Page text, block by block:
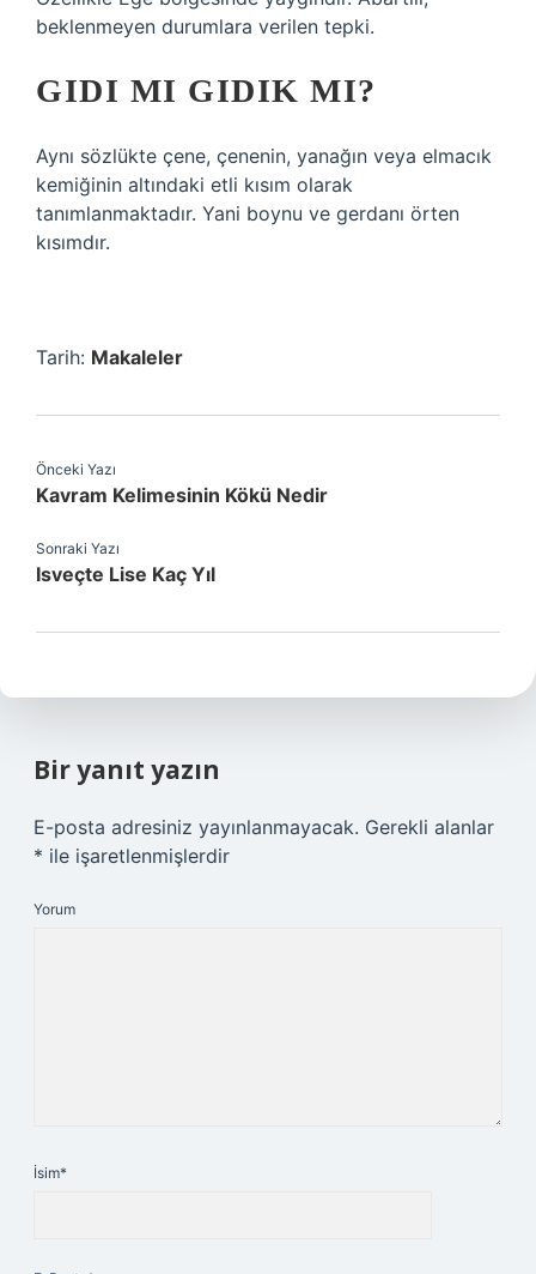
beklenmeyen durumlara verilen tepki.
GIDI MI GIDIK MI?
Aynı sözlükte çene, çenenin, yanağın veya elmacık
kemiğinin altındaki etli kısım olarak
tanımlanmaktadır. Yani boynu ve gerdanı örten
kısımdır.
Tarih: Makaleler
Önceki Yazı
Kavram Kelimesinin Kökü Nedir
Sonraki Yazı
Isveçte Lise Kaç Yıl
Bir yanıt yazın
E-posta adresiniz yayınlanmayacak. Gerekli alanlar
* ile işaretlenmişlerdir
Yorum
İsim*